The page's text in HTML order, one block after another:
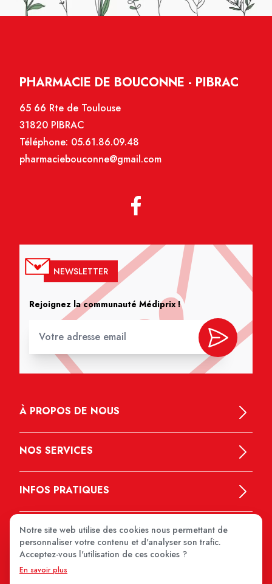
PHARMACIE DE BOUCONNE - PIBRAC
65 66 Rte de Toulouse
31820 PIBRAC
Téléphone: 05.61.86.09.48
pharmaciebouconne@gmail.com
NEWSLETTER
Rejoignez la communauté Médiprix !
À PROPOS DE NOUS
NOS SERVICES
INFOS PRATIQUES
Notre site web utilise des cookies nous permettant de
personnaliser votre contenu et d'analyser son trafic.
Acceptez-vous l'utilisation de ces cookies ?
En savoir plus